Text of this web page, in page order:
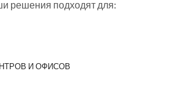
решения подходят для:
И ОФИСОВ